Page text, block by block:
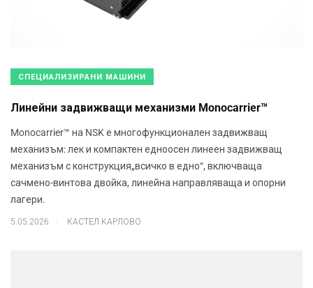
СПЕЦИАЛИЗИРАНИ МАШИНИ
Линейни задвижващи механизми Monocarrier™
Monocarrier™ на NSK е многофункционален задвижващ
механизъм: лек и компактен едноосен линеен задвижващ
механизъм с конструкция„всичко в едно“, включваща
сачмено-винтова двойка, линейна направляваща и опорни
лагери.
5.05.2026 . КАСТЕЛ КАРЛОВО